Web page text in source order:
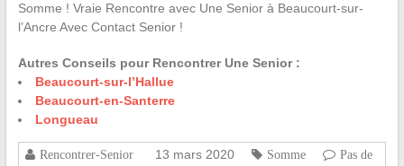
Somme ! Vraie Rencontre avec Une Senior à Beaucourt-sur-
l’Ancre Avec Contact Senior !
Autres Conseils pour Rencontrer Une Senior :
Beaucourt-sur-l’Hallue
Beaucourt-en-Santerre
Longueau
Rencontrer-Senior 13 mars 2020 Somme
Pas de